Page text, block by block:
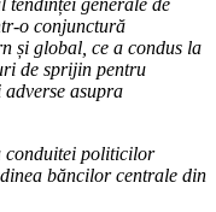
o conjunctură
și global, ce a condus la
de sprijin pentru
asupra
conduitei politicilor
băncilor centrale din